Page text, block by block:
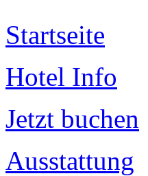
Startseite
Hotel Info
Jetzt buchen
Ausstattung